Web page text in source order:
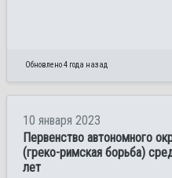
Обновлено 4 года назад
10 января 2023
Первенство автономного
(греко-римская борьба)
лет